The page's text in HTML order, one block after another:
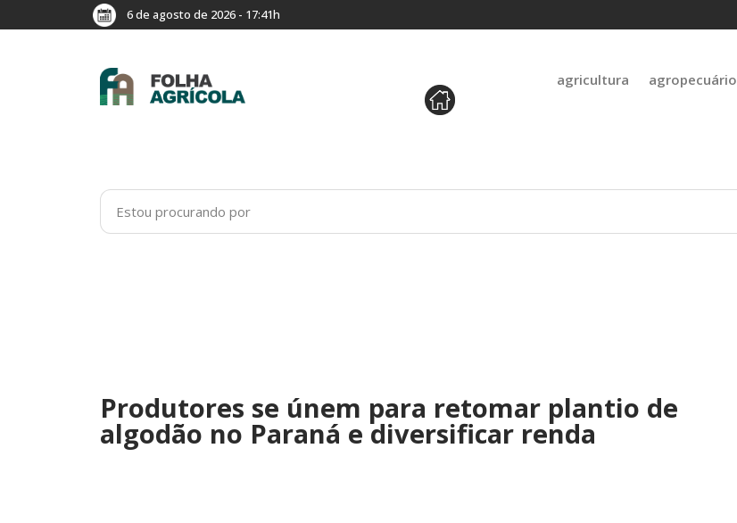
6 de agosto de 2026 - 17:41h
agricultura agropecuário
Produtores se únem para retomar plantio de
algodão no Paraná e diversificar renda